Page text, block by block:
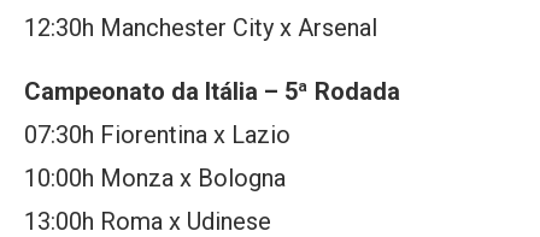
12:30h Manchester City x Arsenal
Campeonato da Itália – 5ª Rodada
07:30h Fiorentina x Lazio
10:00h Monza x Bologna
13:00h Roma x Udinese